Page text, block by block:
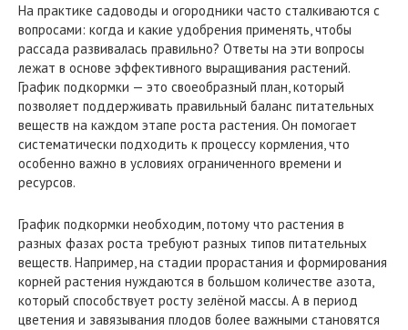
На практике садоводы и огородники часто сталкиваются с
вопросами: когда и какие удобрения применять, чтобы
рассада развивалась правильно? Ответы на эти вопросы
лежат в основе эффективного выращивания растений.
График подкормки — это своеобразный план, который
позволяет поддерживать правильный баланс питательных
веществ на каждом этапе роста растения. Он помогает
систематически подходить к процессу кормления, что
особенно важно в условиях ограниченного времени и
ресурсов.
График подкормки необходим, потому что растения в
разных фазах роста требуют разных типов питательных
веществ. Например, на стадии прорастания и формирования
корней растения нуждаются в большом количестве азота,
который способствует росту зелёной массы. А в период
цветения и завязывания плодов более важными становятся